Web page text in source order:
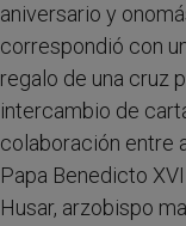
aniversario y
correspondió con
regalo de una cruz
intercambio de
colaboración entre
Papa Benedicto
Husar, arzobispo